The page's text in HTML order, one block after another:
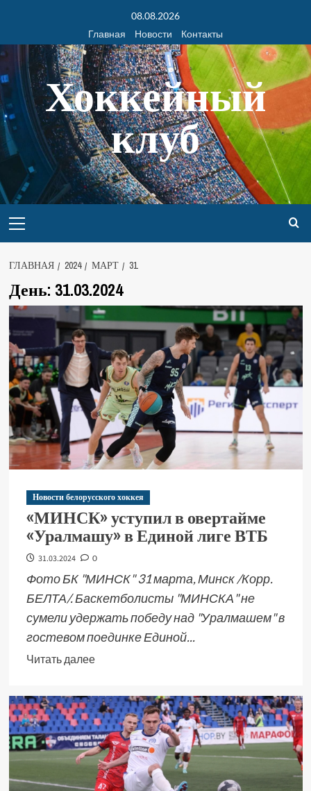
08.08.2026
Главная
Новости Контакты
Хоккейный
клуб
ГЛАВНАЯ 2024 МАРТ 31
День: 31.03.2024
Новости белорусского хоккея
«МИНСК» уступил в овертайме
«Уралмашу» в Единой лиге ВТБ
31.03.2024 0
Фото БК "МИНСК" 31 марта, Минск /Корр.
БЕЛТА/. Баскетболисты "МИНСКА" не
сумели удержать победу над "Уралмашем" в
гостевом поединке Единой...
Читать далее